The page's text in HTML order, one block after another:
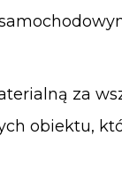
za
obiektu,